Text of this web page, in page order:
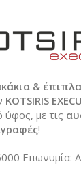
&
KOTSIRIS
ύφος, με τις
!
Επωνυμία: